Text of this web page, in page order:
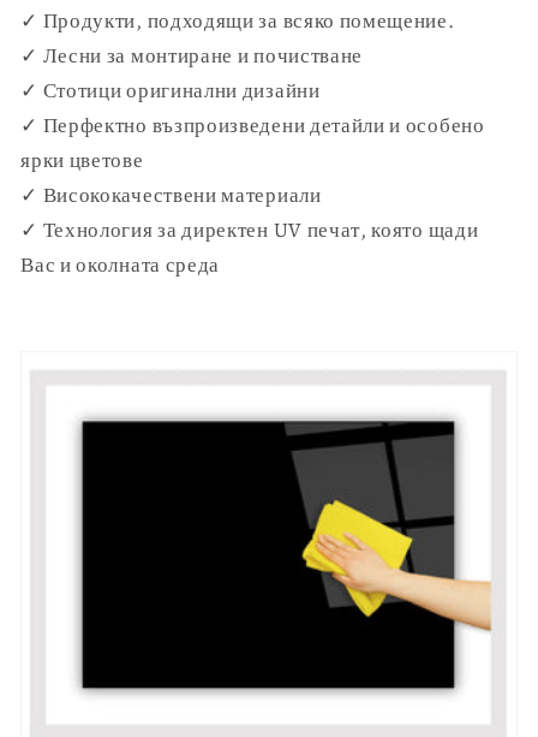
✓ Продукти, подходящи за всяко помещение.
✓ Лесни за монтиране и почистване
✓ Стотици оригинални дизайни
✓ Перфектно възпроизведени детайли и особено
ярки цветове
✓ Висококачествени материали
✓ Технология за директен UV печат, която щади
Вас и околната среда